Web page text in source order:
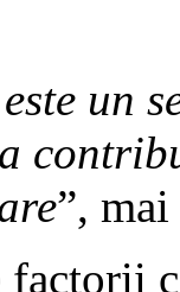
un
”,
factorii